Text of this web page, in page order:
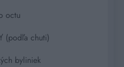
octu
(podľa chuti)
byliniek